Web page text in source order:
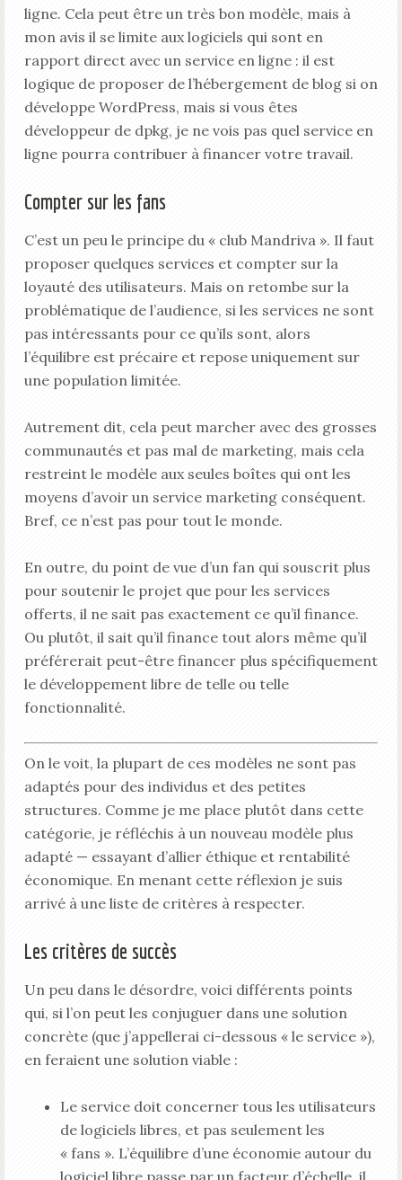
ligne. Cela peut être un très bon modèle, mais à
mon avis il se limite aux logiciels qui sont en
rapport direct avec un service en ligne : il est
logique de proposer de l’hébergement de blog si on
développe WordPress, mais si vous êtes
développeur de dpkg, je ne vois pas quel service en
ligne pourra contribuer à financer votre travail.
Compter sur les fans
C’est un peu le principe du « club Mandriva ». Il faut
proposer quelques services et compter sur la
loyauté des utilisateurs. Mais on retombe sur la
problématique de l’audience, si les services ne sont
pas intéressants pour ce qu’ils sont, alors
l’équilibre est précaire et repose uniquement sur
une population limitée.
Autrement dit, cela peut marcher avec des grosses
communautés et pas mal de marketing, mais cela
restreint le modèle aux seules boîtes qui ont les
moyens d’avoir un service marketing conséquent.
Bref, ce n’est pas pour tout le monde.
En outre, du point de vue d’un fan qui souscrit plus
pour soutenir le projet que pour les services
offerts, il ne sait pas exactement ce qu’il finance.
Ou plutôt, il sait qu’il finance tout alors même qu’il
préférerait peut-être financer plus spécifiquement
le développement libre de telle ou telle
fonctionnalité.
On le voit, la plupart de ces modèles ne sont pas
adaptés pour des individus et des petites
structures. Comme je me place plutôt dans cette
catégorie, je réfléchis à un nouveau modèle plus
adapté — essayant d’allier éthique et rentabilité
économique. En menant cette réflexion je suis
arrivé à une liste de critères à respecter.
Les critères de succès
Un peu dans le désordre, voici différents points
qui, si l’on peut les conjuguer dans une solution
concrète (que j’appellerai ci-dessous « le service »),
en feraient une solution viable :
Le service doit concerner tous les utilisateurs
de logiciels libres, et pas seulement les
« fans ». L’équilibre d’une économie autour du
logiciel libre passe par un facteur d’échelle, il